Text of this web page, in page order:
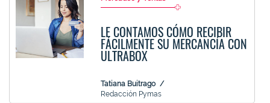
LE CONTAMOS CÓMO RECIBIR
FÁCILMENTE SU MERCANCÍA CON
ULTRABOX
Tatiana Buitrago
Redacción Pymas